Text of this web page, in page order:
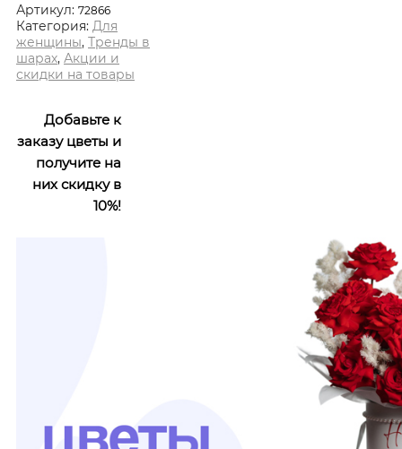
Артикул: 72866
Категория: Для
женщины, Тренды в
шарах, Акции и
скидки на товары
Добавьте к
заказу цветы и
получите на
них скидку в
10%!